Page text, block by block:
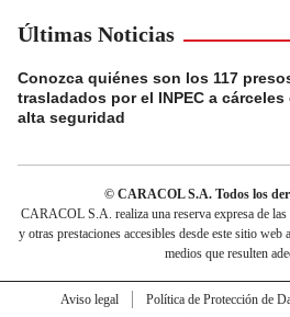
Últimas Noticias
Conozca quiénes son los 117
trasladados por el INPEC a cárceles
alta seguridad
© CARACOL S.A. Todos los
CARACOL S.A. realiza una reserva expresa de
y otras prestaciones accesibles desde este sitio web
medios que resulten
Aviso legal Política de Protección de